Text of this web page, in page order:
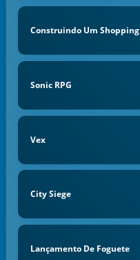
Construindo Um Shopping
Sonic RPG
Vex
City Siege
Lançamento De Foguete